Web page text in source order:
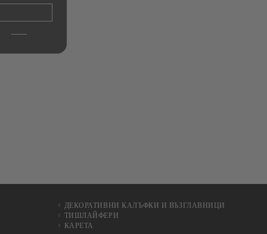
ДЕКОРАТИВНИ КАЛЪФКИ И ВЪЗГЛАВНИЦИ
ТИШЛАЙФЕРИ
КАРЕТА